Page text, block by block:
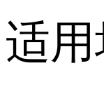
适